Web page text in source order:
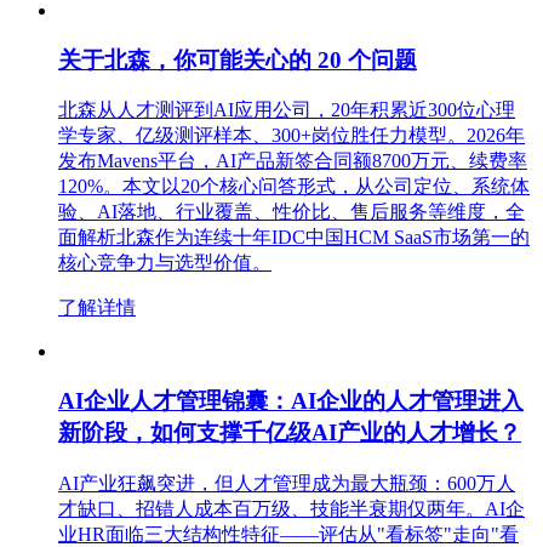
关于北森，你可能关心的 20 个问题
北森从人才测评到AI应用公司，20年积累近300位心理
学专家、亿级测评样本、300+岗位胜任力模型。2026年
发布Mavens平台，AI产品新签合同额8700万元、续费率
120%。本文以20个核心问答形式，从公司定位、系统体
验、AI落地、行业覆盖、性价比、售后服务等维度，全
面解析北森作为连续十年IDC中国HCM SaaS市场第一的
核心竞争力与选型价值。
了解详情
AI企业人才管理锦囊：AI企业的人才管理进入
新阶段，如何支撑千亿级AI产业的人才增长？
AI产业狂飙突进，但人才管理成为最大瓶颈：600万人
才缺口、招错人成本百万级、技能半衰期仅两年。AI企
业HR面临三大结构性特征——评估从"看标签"走向"看